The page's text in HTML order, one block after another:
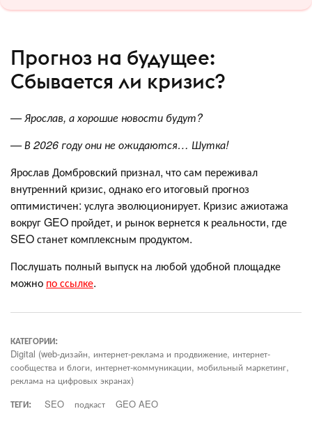
Прогноз на будущее:
Сбывается ли кризис?
— Ярослав, а хорошие новости будут?
— В 2026 году они не ожидаются… Шутка!
Ярослав Домбровский признал, что сам переживал
внутренний кризис, однако его итоговый прогноз
оптимистичен: услуга эволюционирует. Кризис ажиотажа
вокруг GEO пройдет, и рынок вернется к реальности, где
SEO станет комплексным продуктом.
Послушать полный выпуск на любой удобной площадке
можно по ссылке.
КАТЕГОРИИ:
Digital (web-дизайн, интернет-реклама и продвижение, интернет-
сообщества и блоги, интернет-коммуникации, мобильный маркетинг,
реклама на цифровых экранах)
ТЕГИ:
SEO подкаст GEO AEO